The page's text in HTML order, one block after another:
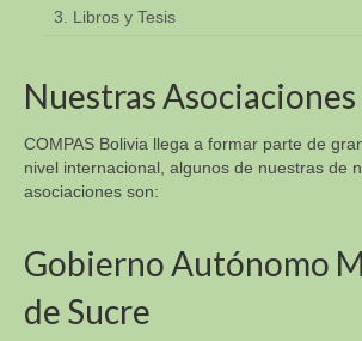
3. Libros y Tesis
Nuestras Asociaciones
COMPAS Bolivia llega a formar parte de
nivel internacional, algunos de nuestras de
asociaciones son:
Gobierno Autónomo
de Sucre